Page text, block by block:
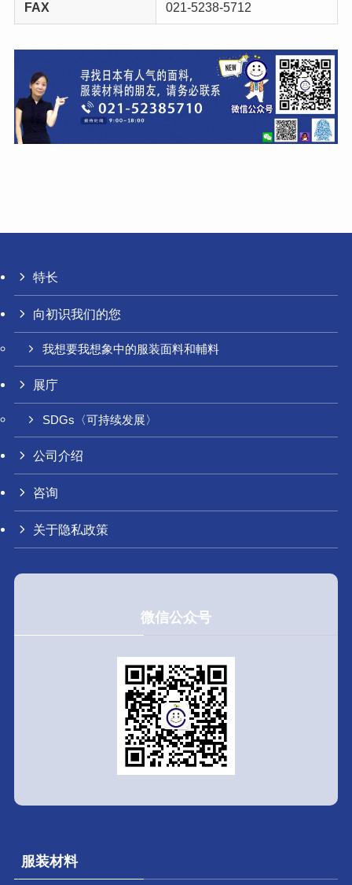
FAX 021-5238-5712
特长
向初识我们的您
我想要我想象中的服装面料和輔料
展庁
SDGs〈可持续发展〉
公司介绍
咨询
关于隐私政策
微信公众号
服装材料